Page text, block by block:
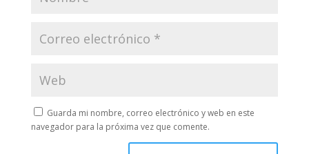
Guarda mi nombre, correo electrónico y web en este
navegador para la próxima vez que comente.